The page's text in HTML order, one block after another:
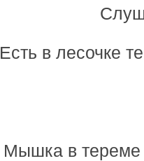
Есть в лесочке
Мышка в тереме